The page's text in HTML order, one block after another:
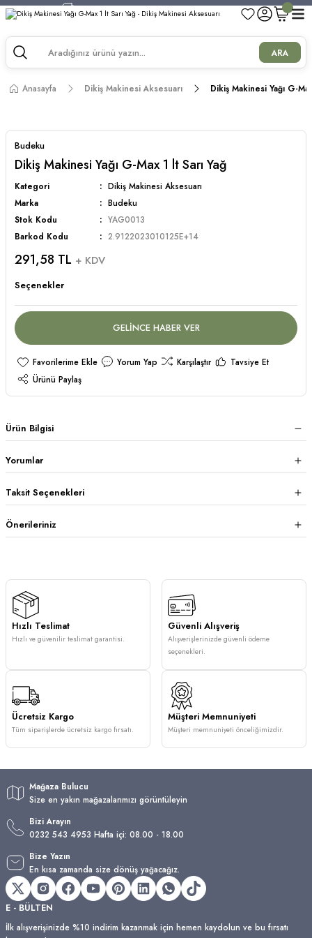
750 TL ve Üzeri Alışverişlerde Kargo Bedava!
750 TL ve Üzeri Alışverişlerde Kargo Bedava!
ARA
Anasayfa Dikiş Makinesi Aksesuarı Dikiş Makinesi Yağı G-
Budeku
Dikiş Makinesi Yağı G-Max 1 lt Sarı Yağ
Kategori
Dikiş Makinesi Aksesuarı
Marka
Budeku
Stok Kodu
YAG0013
Barkod Kodu
2.9122023010125E+14
291,58 TL + KDV
Seçenekler
GELİNCE HABER VER
Yorum Yap Karşılaştır
Tavsiye Et
Ürünü Paylaş
Ürün Bilgisi
Yorumlar
Taksit Seçenekleri
Önerileriniz
Hızlı Teslimat
Hızlı ve güvenilir teslimat garantisi.
Güvenli Alışveriş
Alışverişlerinizde güvenli ödeme
seçenekleri.
Ücretsiz Kargo
Tüm siparişlerde ücretsiz kargo fırsatı.
Müşteri Memnuniyeti
Müşteri memnuniyeti önceliğimizdir.
Mağaza Bulucu
Size en yakın mağazalarımızı görüntüleyin
Bizi Arayın
0232 543 4953 Hafta içi: 08.00 - 18.00
Bize Yazın
En kısa zamanda size dönüş yağacağız.
E - BÜLTEN
İlk alışverişinizde %10 indirim kazanmak için hemen kaydolun ve bu fırsatı